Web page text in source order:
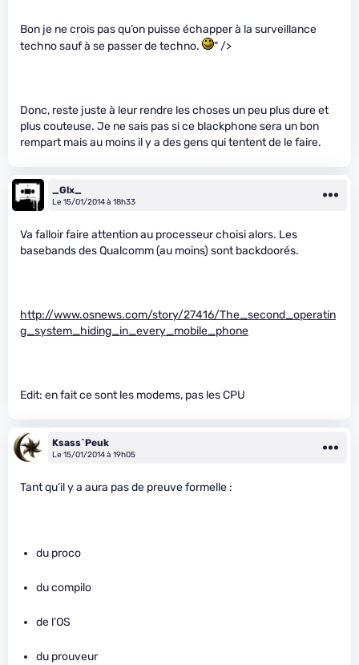
Bon je ne crois pas qu’on puisse échapper à la surveillance
techno sauf à se passer de techno.
" />
Donc, reste juste à leur rendre les choses un peu plus dure et
plus couteuse. Je ne sais pas si ce blackphone sera un bon
rempart mais au moins il y a des gens qui tentent de le faire.
_Glx_
Le 15/01/2014 à 18h33
Va falloir faire attention au processeur choisi alors. Les
basebands des Qualcomm (au moins) sont backdoorés.
http://www.osnews.com/story/27416/The_second_operatin
g_system_hiding_in_every_mobile_phone
Edit: en fait ce sont les modems, pas les CPU
Ksass`Peuk
Le 15/01/2014 à 19h05
Tant qu’il y a aura pas de preuve formelle :
du proco
du compilo
de l’OS
du prouveur